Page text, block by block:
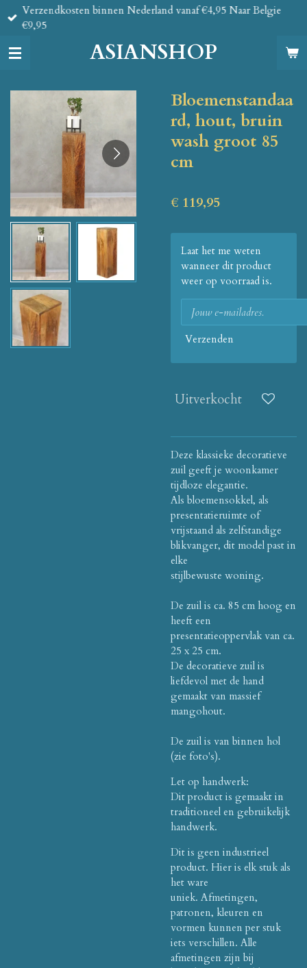
Ga
direct
de
ASIANSHOP
Verzendkosten binnen Nederland vanaf €4,95 Naar Belgie
€9,95
Bloemenstandaa
rd, hout, bruin
wash groot 85
cm
€ 119,95
Laat het me weten
wanneer dit product
weer op voorraad is.
Verzenden
Uitverkocht
Deze klassieke decoratieve
zuil geeft je woonkamer
tijdloze elegantie.
Als bloemensokkel, als
presentatieruimte of
vrijstaand als zelfstandige
blikvanger, dit model past in
elke
stijlbewuste woning.
De zuil is ca. 85 cm hoog en
heeft een
presentatieoppervlak van ca.
25 x 25 cm.
De decoratieve zuil is
liefdevol met de hand
gemaakt van massief
mangohout.
De zuil is van binnen hol
(zie foto's).
Let op handwerk:
Dit product is gemaakt in
traditioneel en gebruikelijk
handwerk.
Dit is geen industrieel
product. Hier is elk stuk als
het ware
uniek. Afmetingen,
patronen, kleuren en
vormen kunnen per stuk
iets verschillen. Alle
afmetingen zijn bij